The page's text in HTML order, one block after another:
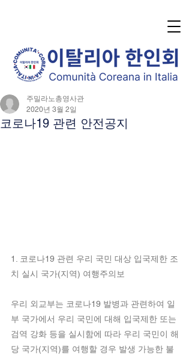
코로나19 관련 안전공지
주밀라노총영사관
2020년 3월 2일
1. 코로나19 관련 우리 국민 대상 입국제한 조
치 실시 국가(지역) 여행주의보
우리 외교부는 코로나19 발병과 관련하여 일
부 국가에서 우리 국민에 대해 입국제한 또는
검역 강화 등을 실시함에 따라 우리 국민이 해
당 국가(지역)를 여행할 경우 발생 가능한 불